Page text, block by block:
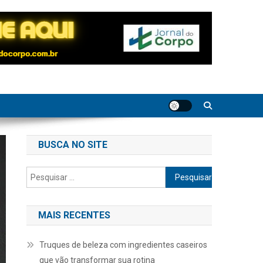
BUSCA NO SITE
Pesquisar
por:
MAIS RECENTES
Truques de beleza com ingredientes caseiros
que vão transformar sua rotina